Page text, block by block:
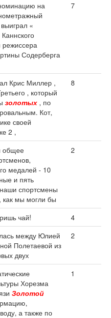
на
«
режиссера
Содерберга
7
Крис Миллер ,
, который
золотых , по
Кот,
своей
2 ,
8
общее
медалей - 10
и пять
спортсмены
как мы могли бы
2
чай!
4
между Юлией
Полетаевой из
двух
2
Хорезма
Золотой
а также по
1